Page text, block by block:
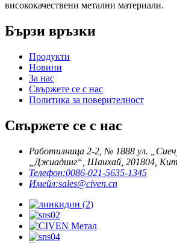
висококачествени метални материали.
Бързи връзки
Продукти
Новини
За нас
Свържете се с нас
Политика за поверителност
Свържете се с нас
Работилница 2-2, № 1888 ул.
„Джиадинг“, Шанхай, 201804,
Телефон:0086-021-5635-1345
Имейл:sales@civen.cn